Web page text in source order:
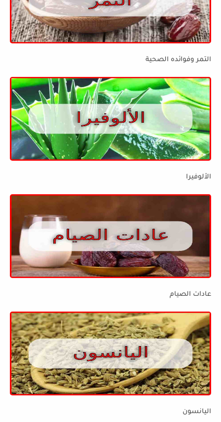
التمر وفوائده الصحية
الألوفيرا
عادات الصيام
اليانسون